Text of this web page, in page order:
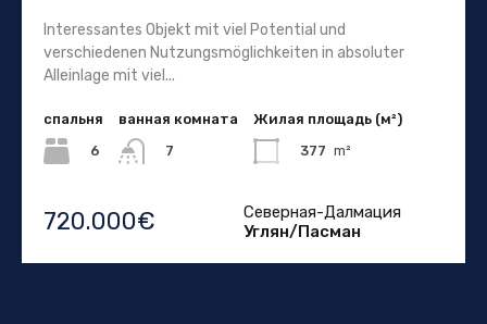
Interessantes Objekt mit viel Potential und
verschiedenen Nutzungsmöglichkeiten in absoluter
Alleinlage mit viel...
спальня
6
ванная комната
7
Жилая площадь (м²)
377 m²
720.000€
Северная-Далмация
Углян/Пасман